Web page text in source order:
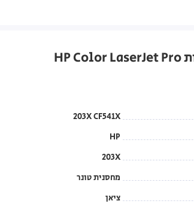
203X CF541X
HP
203X
מחסנית טונר
ציאן